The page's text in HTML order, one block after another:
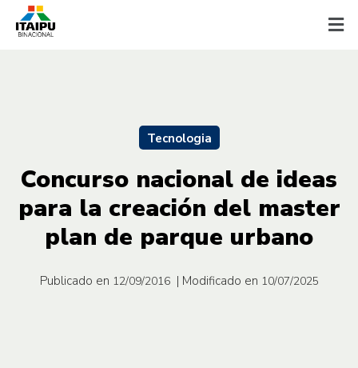
Tecnologia
Concurso nacional de ideas
para la creación del master
plan de parque urbano
Publicado en 12/09/2016 | Modificado en 10/07/2025